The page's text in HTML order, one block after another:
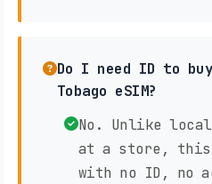
Do I need ID to
Tobago eSIM?
No. Unlike
at a store, this
with no ID, no